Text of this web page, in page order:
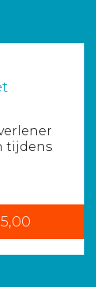
tijdens